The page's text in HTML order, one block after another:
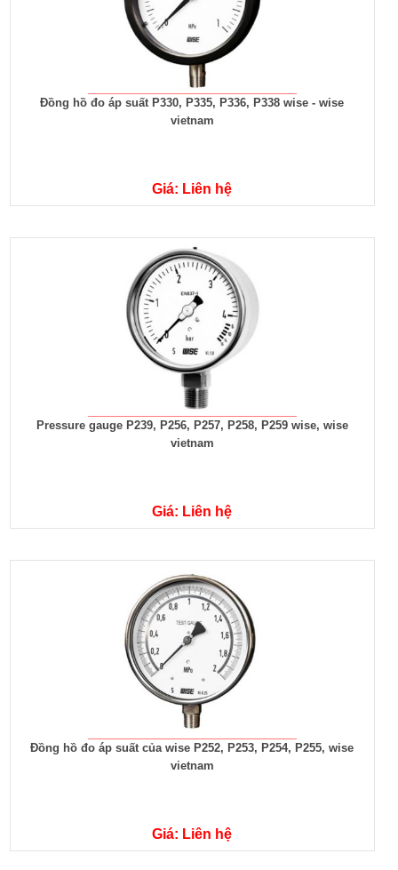
Đồng hồ đo áp suất P330, P335, P336, P338 wise - wise
vietnam
Giá: Liên hệ
Pressure gauge P239, P256, P257, P258, P259 wise, wise
vietnam
Giá: Liên hệ
Đồng hồ đo áp suất của wise P252, P253, P254, P255, wise
vietnam
Giá: Liên hệ